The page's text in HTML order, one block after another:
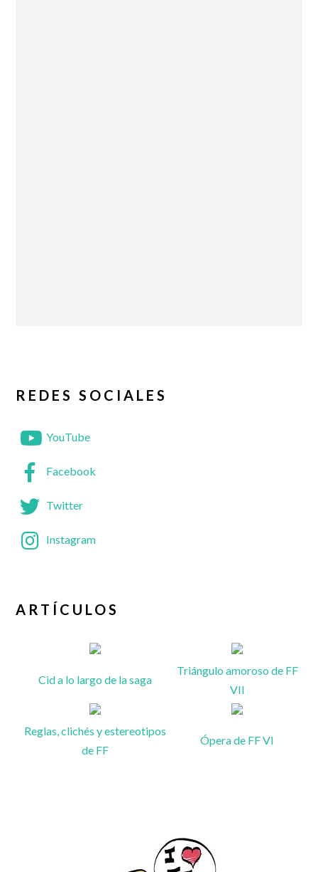
REDES SOCIALES
YouTube
Facebook
Twitter
Instagram
ARTÍCULOS
Cid a lo largo de la saga
Triángulo amoroso de FF
VII
Reglas, clichés y estereotipos
de FF
Ópera de FF VI